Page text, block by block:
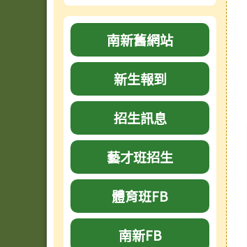
南新舊網站
新生報到
招生訊息
藝才班招生
體育班FB
南新FB